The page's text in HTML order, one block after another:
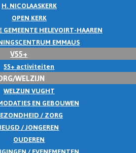
H. NICOLAASKERK
OPEN KERK
GEMEENTE HELEVOIRT-HAAREN
EMMAUS
V55+
55+ activiteiten
WELZIJN
WELZIJN VUGHT
EN GEBOUWEN
/ ZORG
/ JONGEREN
OUDEREN